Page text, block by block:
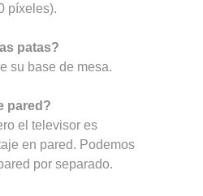
píxeles).
patas?
su base de mesa.
pared?
el televisor es
en pared. Podemos
por separado.